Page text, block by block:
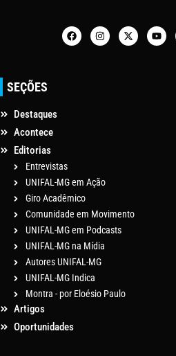
SEÇÕES
Destaques
Acontece
Editorias
Entrevistas
UNIFAL-MG em Ação
Giro Acadêmico
Comunidade em Movimento
UNIFAL-MG em Podcasts
UNIFAL-MG na Mídia
Autores UNIFAL-MG
UNIFAL-MG Indica
Montra - por Eloésio Paulo
Artigos
Oportunidades